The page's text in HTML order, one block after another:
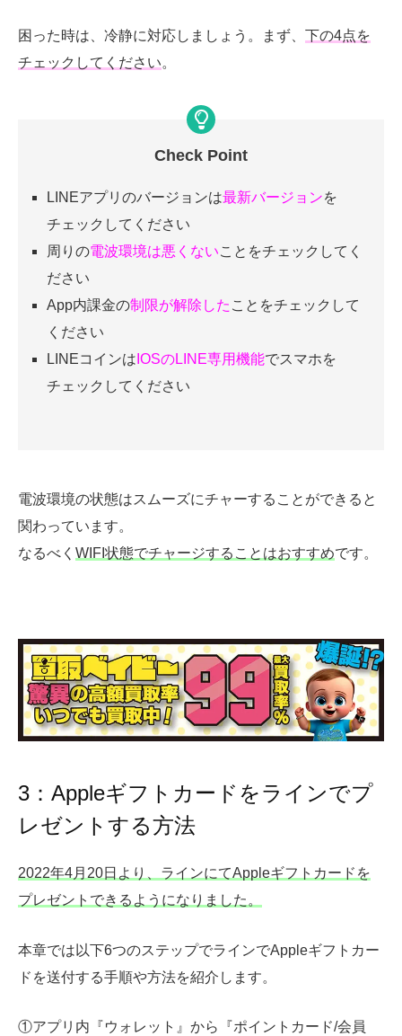
困った時は、冷静に対応しましょう。まず、
下の4点を
チェックしてください。
Check Point
LINEアプリのバージョンは最新バージョンを
チェックしてください
周りの電波環境は悪くないことをチェックしてく
ださい
App内課金の制限が解除した ことをチェックして
ください
LINEコインは IOSのLINE専用機能でスマホを
チェックしてください
電波環境の状態はスムーズにチャーすることができると
関わっています。
なるべく WIFI状態でチャージすることはおすすめです。
3：Appleギフトカードをラインでプ
レゼントする方法
2022年4月20日より、ラインにてAppleギフトカードを
プレゼントできるようになりました。
本章では以下6つのステップでラインでAppleギフトカー
ドを送付する手順や方法を紹介します。
①アプリ内『ウォレット』から『ポイントカード/会員